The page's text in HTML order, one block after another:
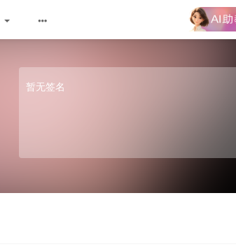
暂无签名